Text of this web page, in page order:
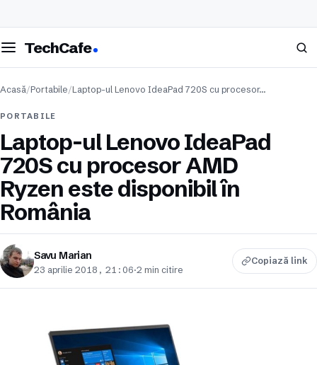
meniul
TechCafe Caută
Acasă/Portabile/Laptop-ul Lenovo IdeaPad 720S cu procesor…
PORTABILE
Laptop-ul Lenovo IdeaPad
720S cu procesor AMD
Ryzen este disponibil în
România
Savu Marian
23 aprilie 2018, 21:06·2 min citire
Copiază link